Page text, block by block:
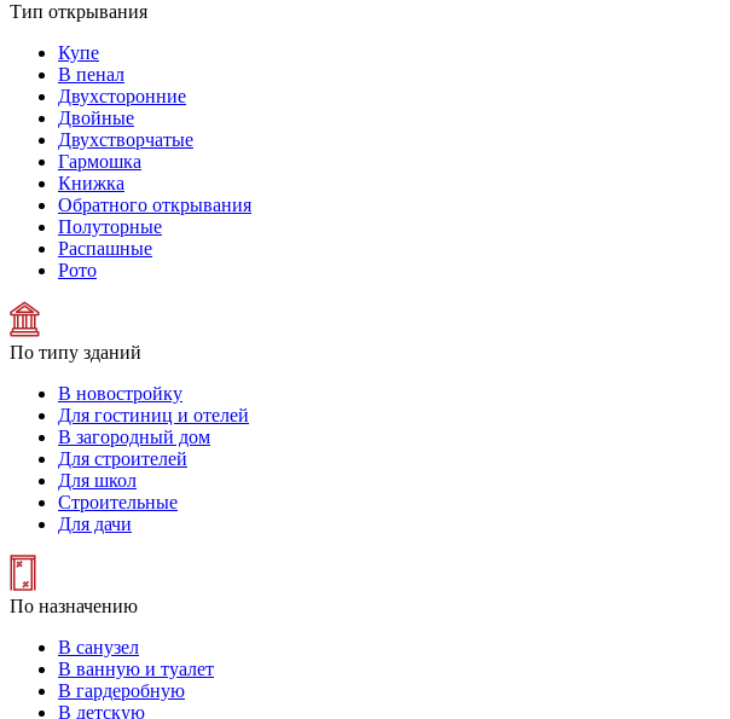
Тип открывания
Купе
В пенал
Двухсторонние
Двойные
Двухстворчатые
Гармошка
Книжка
Обратного открывания
Полуторные
Распашные
Рото
По типу зданий
В новостройку
Для гостиниц и отелей
В загородный дом
Для строителей
Для школ
Строительные
Для дачи
По назначению
В санузел
В ванную и туалет
В гардеробную
В детскую